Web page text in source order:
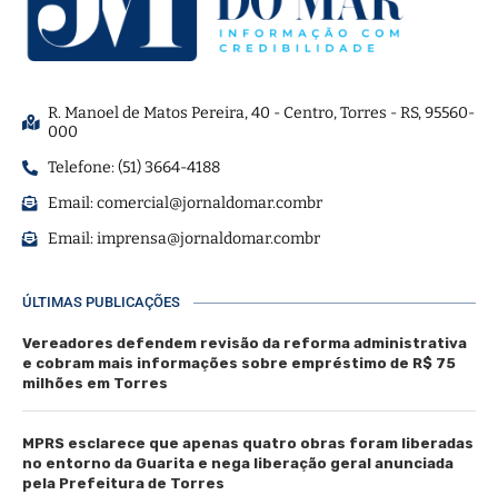
R. Manoel de Matos Pereira, 40 - Centro, Torres - RS, 95560-
000
Telefone: (51) 3664-4188
Email:comercial@jornaldomar.combr
Email:imprensa@jornaldomar.combr
ÚLTIMAS PUBLICAÇÕES
Vereadores defendem revisão da reforma administrativa
e cobram mais informações sobre empréstimo de R$ 75
milhões em Torres
MPRS esclarece que apenas quatro obras foram liberadas
no entorno da Guarita e nega liberação geral anunciada
pela Prefeitura de Torres